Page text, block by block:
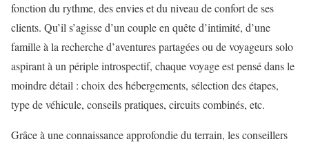
fonction du rythme, des envies et du niveau de confort de ses
clients. Qu’il s’agisse d’un couple en quête d’intimité, d’une
famille à la recherche d’aventures partagées ou de voyageurs solo
aspirant à un périple introspectif, chaque voyage est pensé dans le
moindre détail : choix des hébergements, sélection des étapes,
type de véhicule, conseils pratiques, circuits combinés, etc.
Grâce à une connaissance approfondie du terrain, les conseillers